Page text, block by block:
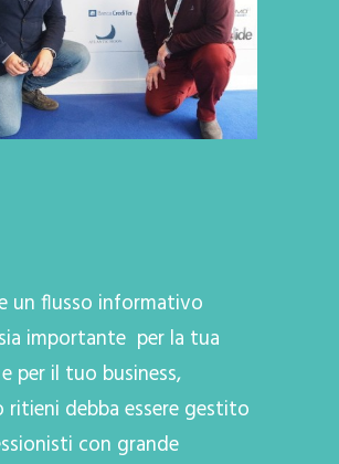
un flusso informativo
importante per la tua
per il tuo business,
debba essere gestito
con grande